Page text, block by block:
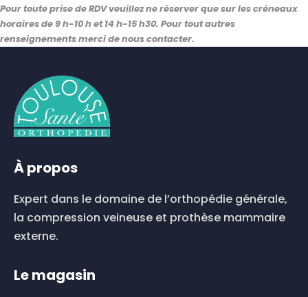
Pour toute prise de RDV veuillez ne réserver que sur les créneaux
horaires de 9 h-10 h et 14 h-15 h30. Pour tout autres
renseignements merci de nous contacter.
À propos
Expert dans le domaine de l’orthopédie générale,
la compression veineuse et prothèse mammaire
externe.
Le magasin